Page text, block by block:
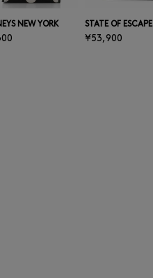
NEW YORK STATE OF ESCAPE
¥53,900